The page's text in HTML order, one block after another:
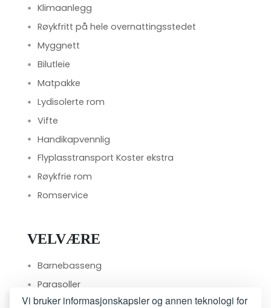
Vi bruker informasjonskapsler og annen teknologi for
Klimaanlegg
Røykfritt på hele overnattingsstedet
Myggnett
Bilutleie
Matpakke
Lydisolerte rom
Vifte
Handikapvennlig
Flyplasstransport Koster ekstra
Røykfrie rom
Romservice
VELVÆRE
Barnebasseng
Parasoller
Solsenger eller strandstoler